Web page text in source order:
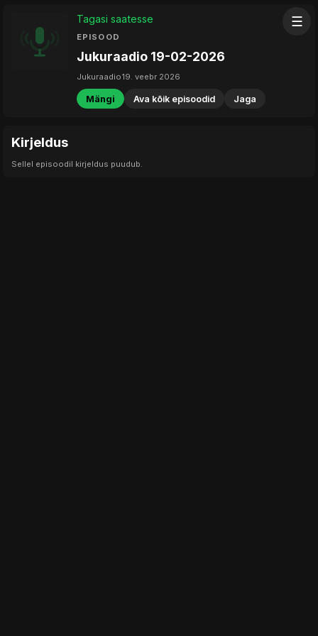
☰
Tagasi saatesse
EPISOOD
Jukuraadio 19-02-2026
Jukuraadio19. veebr 2026
Mängi Ava kõik episoodid Jaga
Kirjeldus
Sellel episoodil kirjeldus puudub.